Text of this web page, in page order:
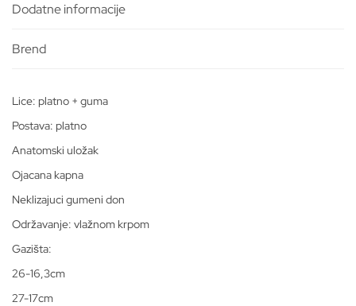
Dodatne informacije
Lice: platno + guma
Postava: platno
Anatomski uložak
Ojacana kapna
Neklizajuci gumeni don
Održavanje: vlažnom krpom
Gazišta:
26-16,3cm
27-17cm